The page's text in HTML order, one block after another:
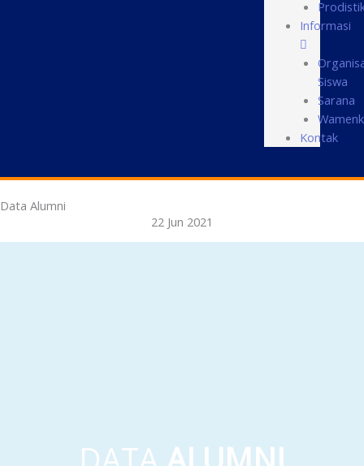
Informasi
Siswa
Sarana
Kontak
Data Alumni
22 Jun 2021